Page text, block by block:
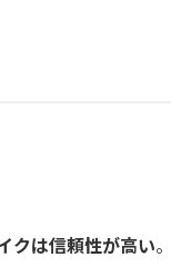
クは信頼性が高い。